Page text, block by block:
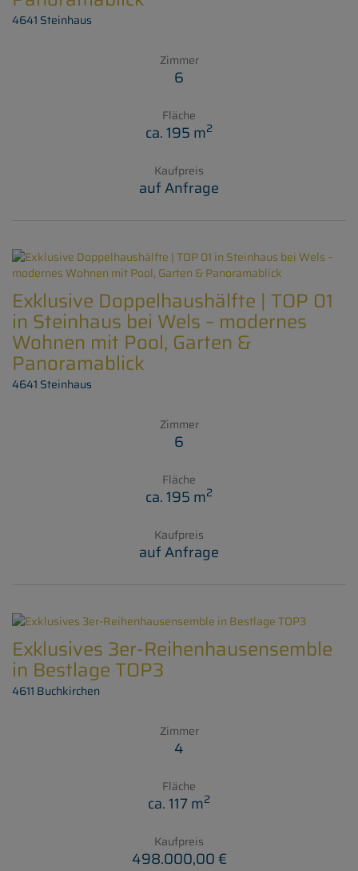
4641 Steinhaus
Zimmer
6
Fläche
ca. 195 m2
Kaufpreis
auf Anfrage
Exklusive Doppelhaushälfte | TOP 01
in Steinhaus bei Wels – modernes
Wohnen mit Pool, Garten &
Panoramablick
4641 Steinhaus
Zimmer
6
Fläche
ca. 195 m2
Kaufpreis
auf Anfrage
Exklusives 3er-Reihenhausensemble
in Bestlage TOP3
4611 Buchkirchen
Zimmer
4
Fläche
ca. 117 m2
Kaufpreis
498.000,00 €